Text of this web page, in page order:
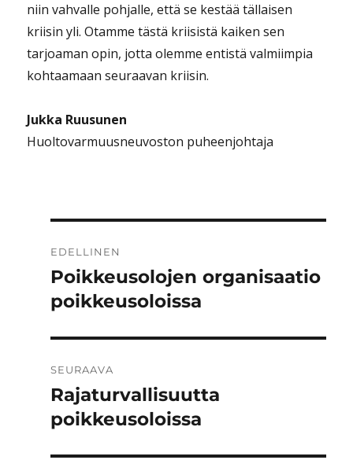
niin vahvalle pohjalle, että se kestää tällaisen
kriisin yli. Otamme tästä kriisistä kaiken sen
tarjoaman opin, jotta olemme entistä valmiimpia
kohtaamaan seuraavan kriisin.
Jukka Ruusunen
Huoltovarmuusneuvoston puheenjohtaja
selaus
EDELLINEN
Edellinen
artikkeli:
Poikkeusolojen organisaatio
poikkeusoloissa
SEURAAVA
Seuraava
artikkeli:
Rajaturvallisuutta
poikkeusoloissa